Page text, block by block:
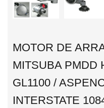
MOTOR DE
MITSUBA PMDD
GL1100 /
INTERSTATE